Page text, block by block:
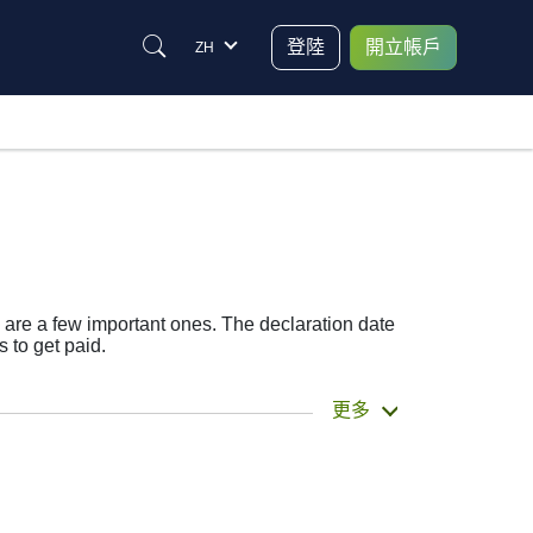
ZH 登陸 開立帳戶
a few important ones. The declaration date
to get paid.
更多